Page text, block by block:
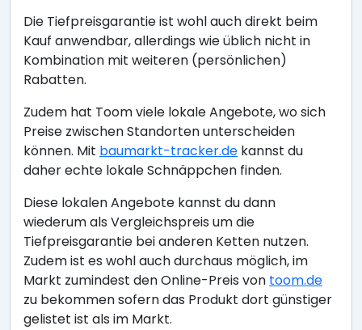
Die Tiefpreisgarantie ist wohl auch direkt beim
Kauf anwendbar, allerdings wie üblich nicht in
Kombination mit weiteren (persönlichen)
Rabatten.
Zudem hat Toom viele lokale Angebote, wo sich
Preise zwischen Standorten unterscheiden
können. Mit baumarkt-tracker.de kannst du
daher echte lokale Schnäppchen finden.
Diese lokalen Angebote kannst du dann
wiederum als Vergleichspreis um die
Tiefpreisgarantie bei anderen Ketten nutzen.
Zudem ist es wohl auch durchaus möglich, im
Markt zumindest den Online-Preis von toom.de
zu bekommen sofern das Produkt dort günstiger
gelistet ist als im Markt.